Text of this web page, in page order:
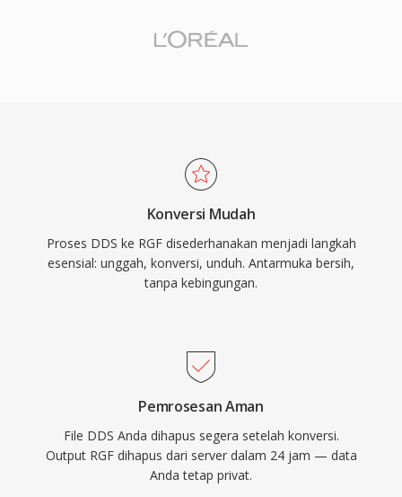
Konversi Mudah
Proses DDS ke RGF disederhanakan menjadi langkah
esensial: unggah, konversi, unduh. Antarmuka bersih,
tanpa kebingungan.
Pemrosesan Aman
File DDS Anda dihapus segera setelah konversi.
Output RGF dihapus dari server dalam 24 jam — data
Anda tetap privat.